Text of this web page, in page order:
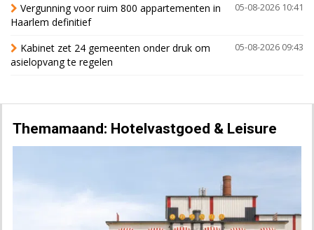
05-08-2026 10:41
Vergunning voor ruim 800 appartementen in
Haarlem definitief
05-08-2026 09:43
Kabinet zet 24 gemeenten onder druk om
asielopvang te regelen
Themamaand: Hotelvastgoed & Leisure